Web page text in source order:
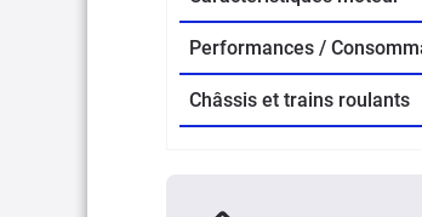
Performances /
Châssis et trains roulants